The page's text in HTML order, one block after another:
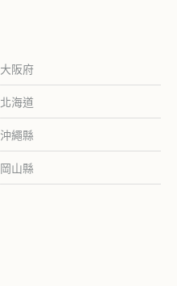
大阪府
北海道
沖繩縣
岡山縣